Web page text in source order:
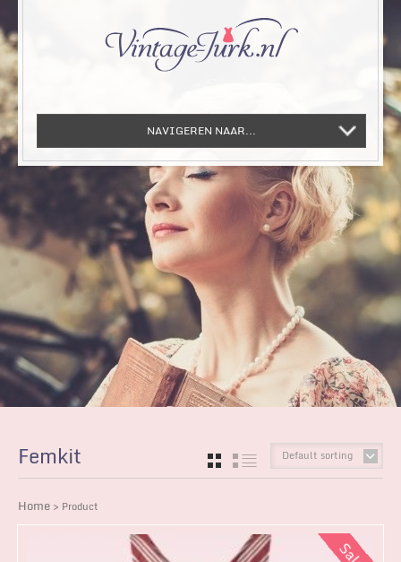
NAVIGEREN NAAR...
Femkit Default sorting
GRID LIST
Home > Product